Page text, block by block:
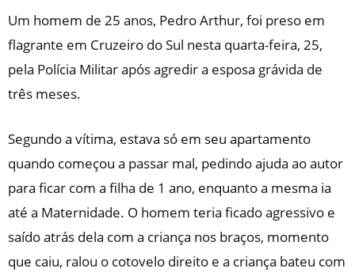
Um homem de 25 anos, Pedro Arthur, foi preso em
flagrante em Cruzeiro do Sul nesta quarta-feira, 25,
pela Polícia Militar após agredir a esposa grávida de
três meses.
Segundo a vítima, estava só em seu apartamento
quando começou a passar mal, pedindo ajuda ao autor
para ficar com a filha de 1 ano, enquanto a mesma ia
até a Maternidade. O homem teria ficado agressivo e
saído atrás dela com a criança nos braços, momento
que caiu, ralou o cotovelo direito e a criança bateu com